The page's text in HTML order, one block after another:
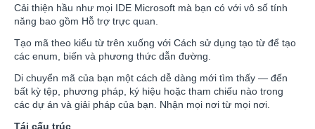
Cải thiện hầu như mọi IDE Microsoft mà bạn có với vô số tính
năng bao gồm Hỗ trợ trực quan.
Tạo mã theo kiểu từ trên xuống với Cách sử dụng tạo từ để tạo
các enum, biến và phương thức dẫn đường.
Di chuyển mã của bạn một cách dễ dàng mới tìm thấy — đến
bất kỳ tệp, phương pháp, ký hiệu hoặc tham chiếu nào trong
các dự án và giải pháp của bạn. Nhận mọi nơi từ mọi nơi.
Tái cấu trúc